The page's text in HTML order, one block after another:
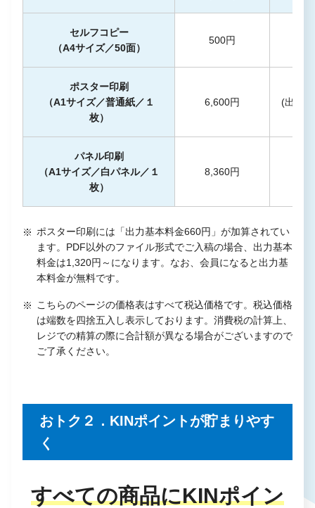
セルフコピー
（A4サイズ／50面）
500円
ポスター印刷
（A1サイズ／普通紙／１
枚）
6,600円
(出力
パネル印刷
（A1サイズ／白パネル／１
枚）
8,360円
ポスター印刷には「出力基本料金660円」が加算されてい
ます。PDF以外のファイル形式でご入稿の場合、出力基本
料金は1,320円～になります。なお、会員になると出力基
本料金が無料です。
こちらのページの価格表はすべて税込価格です。税込価格
は端数を四捨五入し表示しております。消費税の計算上、
レジでの精算の際に合計額が異なる場合がございますので
ご了承ください。
おトク２．KINポイントが貯まりやす
く
すべての商品にKINポイン